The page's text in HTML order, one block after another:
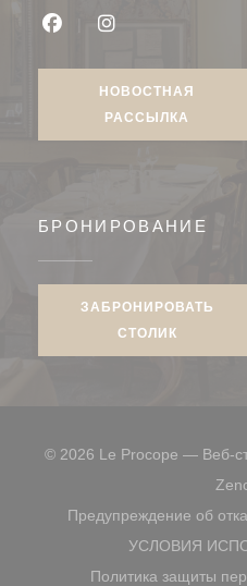
НОВОСТНАЯ
РАССЫЛКА
БРОНИРОВАНИЕ
ЗАБРОНИРОВАТЬ
СТОЛИК
© 2026 Le Procope — Веб-
Предупреждение об
УСЛОВИЯ
Политика защиты